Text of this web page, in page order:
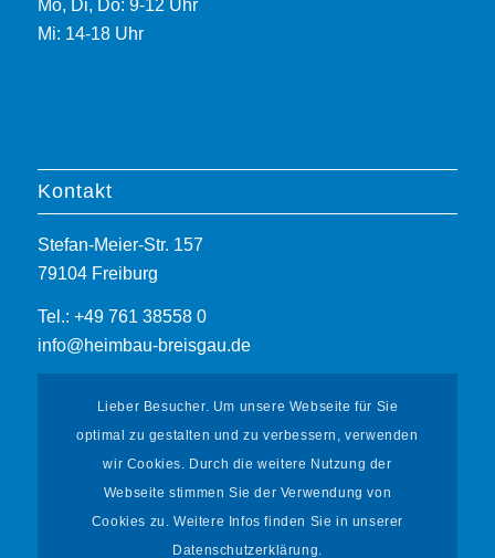
Mo, Di, Do: 9-12 Uhr
Mi: 14-18 Uhr
Kontakt
Stefan-Meier-Str. 157
79104 Freiburg
Tel.: +49 761 38558 0
info@heimbau-breisgau.de
Informationen
Lieber Besucher. Um unsere Webseite für Sie
optimal zu gestalten und zu verbessern, verwenden
wir Cookies. Durch die weitere Nutzung der
Webseite stimmen Sie der Verwendung von
Cookies zu. Weitere Infos finden Sie in unserer
Datenschutzerklärung.